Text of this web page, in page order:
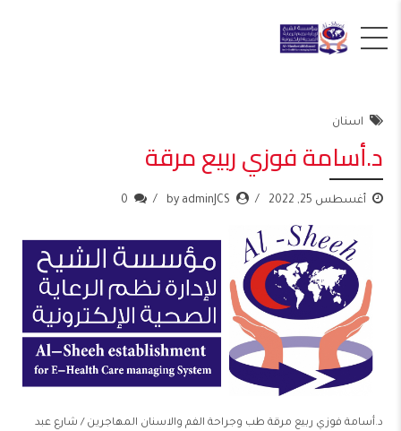
اسنان
د.أسامة فوزي ربيع مرقة
أغسطس 25, 2022 by adminJCS
0
د.أسامة فوزي ربيع مرقة طب وجراحة الفم والاسنان المهاجرين / شارع عبد